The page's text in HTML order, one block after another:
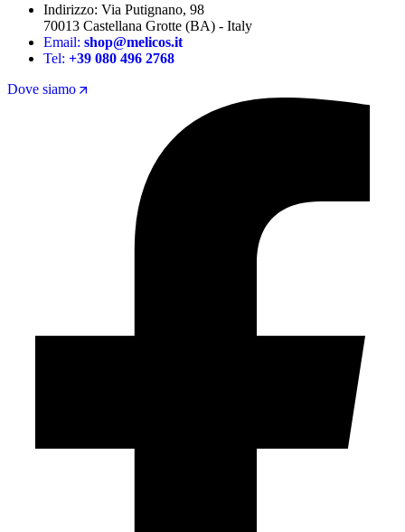
Indirizzo: Via Putignano, 98
70013 Castellana Grotte (BA) - Italy
Email: shop@melicos.it
Tel: +39 080 496 2768
Dove siamo